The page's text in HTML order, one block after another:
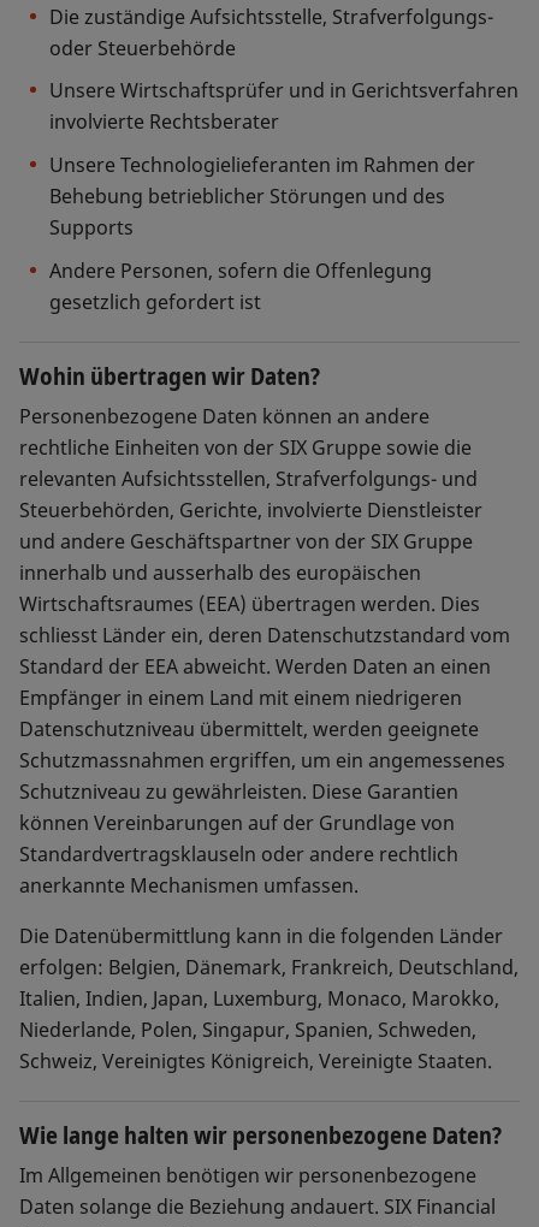
Die zuständige Aufsichtsstelle, Strafverfolgungs-
oder Steuerbehörde
Unsere Wirtschaftsprüfer und in Gerichtsverfahren
involvierte Rechtsberater
Unsere Technologielieferanten im Rahmen der
Behebung betrieblicher Störungen und des
Supports
Andere Personen, sofern die Offenlegung
gesetzlich gefordert ist
Wohin übertragen wir Daten?
Personenbezogene Daten können an andere
rechtliche Einheiten von der SIX Gruppe sowie die
relevanten Aufsichtsstellen, Strafverfolgungs- und
Steuerbehörden, Gerichte, involvierte Dienstleister
und andere Geschäftspartner von der SIX Gruppe
innerhalb und ausserhalb des europäischen
Wirtschaftsraumes (EEA) übertragen werden. Dies
schliesst Länder ein, deren Datenschutzstandard vom
Standard der EEA abweicht. Werden Daten an einen
Empfänger in einem Land mit einem niedrigeren
Datenschutzniveau übermittelt, werden geeignete
Schutzmassnahmen ergriffen, um ein angemessenes
Schutzniveau zu gewährleisten. Diese Garantien
können Vereinbarungen auf der Grundlage von
Standardvertragsklauseln oder andere rechtlich
anerkannte Mechanismen umfassen.
Die Datenübermittlung kann in die folgenden Länder
erfolgen: Belgien, Dänemark, Frankreich, Deutschland,
Italien, Indien, Japan, Luxemburg, Monaco, Marokko,
Niederlande, Polen, Singapur, Spanien, Schweden,
Schweiz, Vereinigtes Königreich, Vereinigte Staaten.
Wie lange halten wir personenbezogene Daten?
Im Allgemeinen benötigen wir personenbezogene
Daten solange die Beziehung andauert. SIX Financial